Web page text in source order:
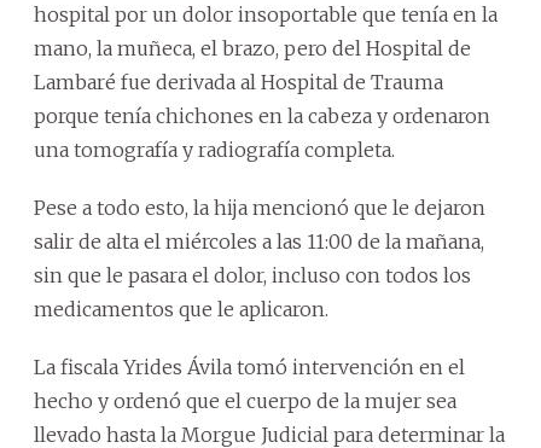
hospital por un dolor insoportable que tenía en la
mano, la muñeca, el brazo, pero del Hospital de
Lambaré fue derivada al Hospital de Trauma
porque tenía chichones en la cabeza y ordenaron
una tomografía y radiografía completa.
Pese a todo esto, la hija mencionó que le dejaron
salir de alta el miércoles a las 11:00 de la mañana,
sin que le pasara el dolor, incluso con todos los
medicamentos que le aplicaron.
La fiscala Yrides Ávila tomó intervención en el
hecho y ordenó que el cuerpo de la mujer sea
llevado hasta la Morgue Judicial para determinar la